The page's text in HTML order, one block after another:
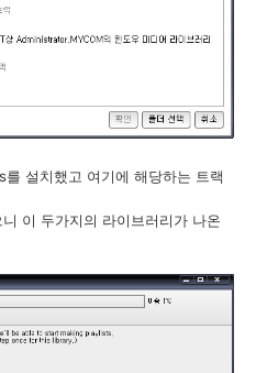
설치했고 여기에 해당하는 트랙
이 두가지의 라이브러리가 나온